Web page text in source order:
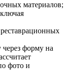
материалов;
через форму на
фото и